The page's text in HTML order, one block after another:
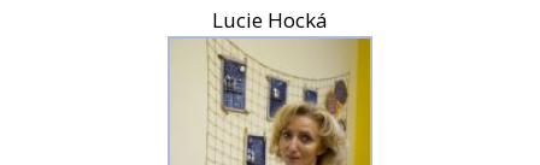
Lucie Hocká